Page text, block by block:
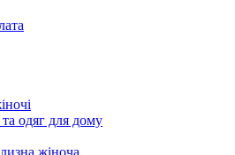
одяг для дому
жіноча